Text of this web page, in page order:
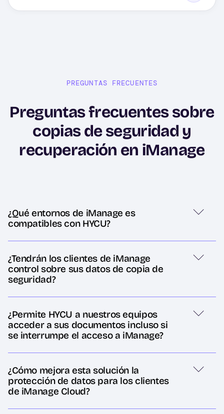
PREGUNTAS FRECUENTES
Preguntas frecuentes sobre
copias de seguridad y
recuperación en iManage
¿Qué entornos de iManage es
compatibles con HYCU?
¿Tendrán los clientes de iManage
control sobre sus datos de copia de
seguridad?
¿Permite HYCU a nuestros equipos
acceder a sus documentos incluso si
se interrumpe el acceso a iManage?
¿Cómo mejora esta solución la
protección de datos para los clientes
de iManage Cloud?